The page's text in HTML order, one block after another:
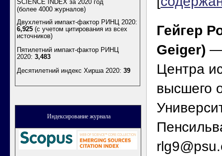
SCIENCE INDEX за 2020 год
(более 4000 журналов)
Двухлетний импакт-фактор РИНЦ 2020:
6,925 (с учетом цитирования из всех
источников)
Пятилетний импакт-фактор РИНЦ
2020: 3,483
Десятилетний индекс Хирша 2020: 39
Индексирование журнала
Гейгер
Geiger) —
Центра
высшего